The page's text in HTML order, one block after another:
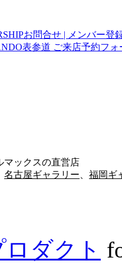
お問合せ | メンバー登
表参道 ご来店予約フォ
ックスの直営店
名古屋ギャラリー
福岡ギ
ロダクト